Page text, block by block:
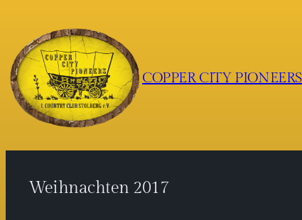
Inhalt
springen
COPPER CITY PIONEERS
Weihnachten 2017